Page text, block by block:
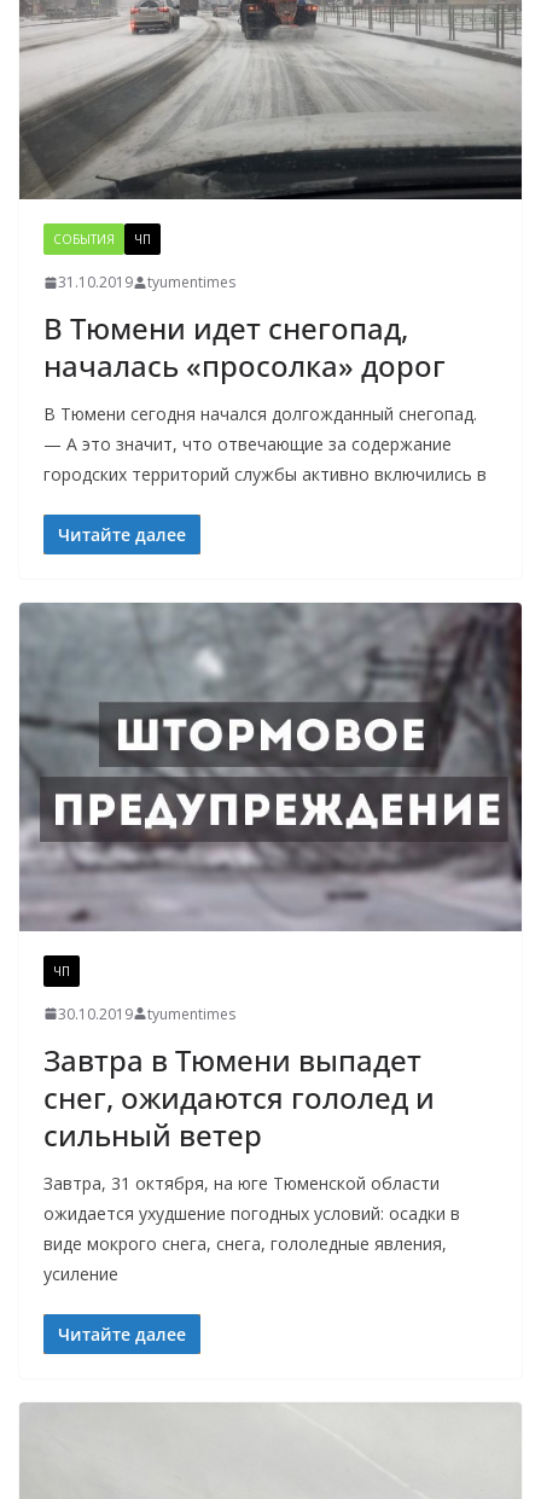
СОБЫТИЯ ЧП
31.10.2019 tyumentimes
В Тюмени идет снегопад,
началась «просолка» дорог
В Тюмени сегодня начался долгожданный снегопад.
— А это значит, что отвечающие за содержание
городских территорий службы активно включились в
Читайте далее
ЧП
30.10.2019 tyumentimes
Завтра в Тюмени выпадет
снег, ожидаются гололед и
сильный ветер
Завтра, 31 октября, на юге Тюменской области
ожидается ухудшение погодных условий: осадки в
виде мокрого снега, снега, гололедные явления,
усиление
Читайте далее